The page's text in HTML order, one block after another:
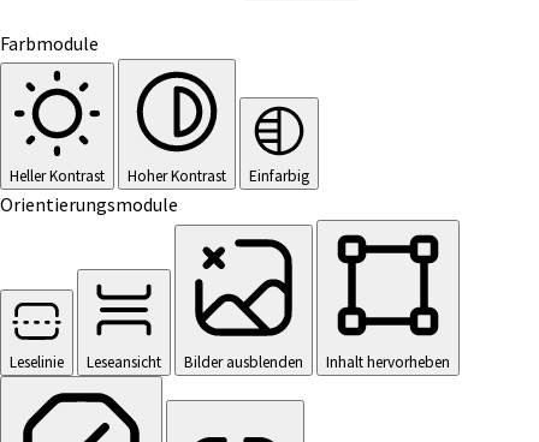
Farbmodule
Heller Kontrast Hoher Kontrast Einfarbig
Orientierungsmodule
Leselinie Leseansicht Bilder ausblenden Inhalt hervorheben